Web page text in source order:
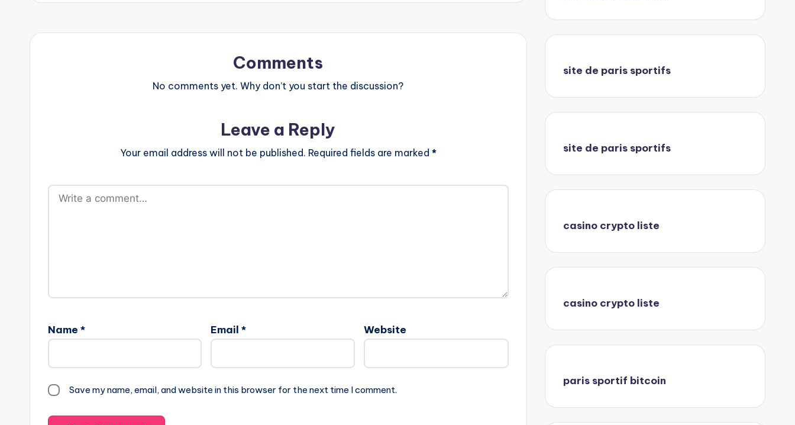
Comments
No comments yet. Why don’t you start the discussion?
Leave a Reply
Your email address will not be published. Required fields are marked *
Name * Email * Website
Save my name, email, and website in this browser for the next time I comment.
site de paris sportifs
site de paris sportifs
casino crypto liste
casino crypto liste
paris sportif bitcoin